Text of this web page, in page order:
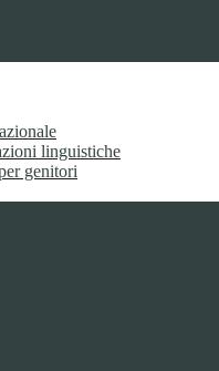
linguistiche
genitori